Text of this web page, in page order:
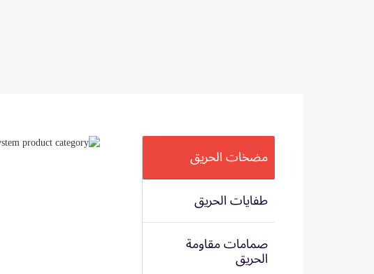
مضخات الحريق
طفايات الحريق
صمامات مقاومة
الحريق